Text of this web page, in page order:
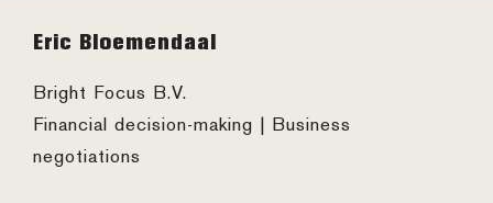
Footer
Eric Bloemendaal
Bright Focus B.V.
Financial decision-making | Business
negotiations